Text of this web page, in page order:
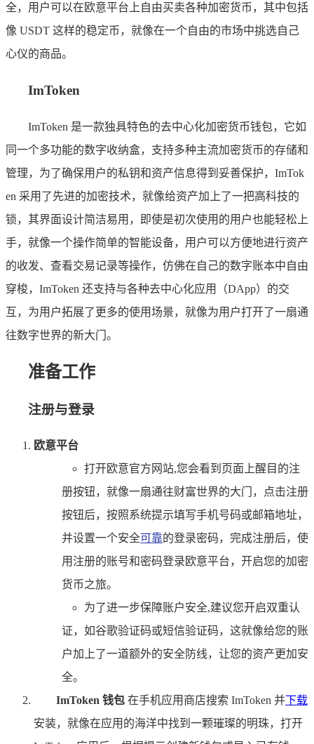
全，用户可以在欧意平台上自由买卖各种加密货币，其中包括
像 USDT 这样的稳定币，就像在一个自由的市场中挑选自己
心仪的商品。
ImToken
ImToken 是一款独具特色的去中心化加密货币钱包，它如
同一个多功能的数字收纳盒，支持多种主流加密货币的存储和
管理，为了确保用户的私钥和资产信息得到妥善保护，ImTok
en 采用了先进的加密技术，就像给资产加上了一把高科技的
锁，其界面设计简洁易用，即使是初次使用的用户也能轻松上
手，就像一个操作简单的智能设备，用户可以方便地进行资产
的收发、查看交易记录等操作，仿佛在自己的数字账本中自由
穿梭，ImToken 还支持与各种去中心化应用（DApp）的交
互，为用户拓展了更多的使用场景，就像为用户打开了一扇通
往数字世界的新大门。
准备工作
注册与登录
欧意平台
打开欧意官方网站,您会看到页面上醒目的注
册按钮，就像一扇通往财富世界的大门，点击注册
按钮后，按照系统提示填写手机号码或邮箱地址，
并设置一个安全可靠的登录密码，完成注册后，使
用注册的账号和密码登录欧意平台，开启您的加密
货币之旅。
为了进一步保障账户安全,建议您开启双重认
证，如谷歌验证码或短信验证码，这就像给您的账
户加上了一道额外的安全防线，让您的资产更加安
全。
ImToken 钱包 在手机应用商店搜索 ImToken 并下载
安装，就像在应用的海洋中找到一颗璀璨的明珠，打开